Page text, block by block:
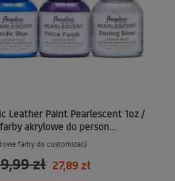
Leather Paint Pearlescent 1oz /
akrylowe do person...
farby do customizacji
zł 27,89 zł